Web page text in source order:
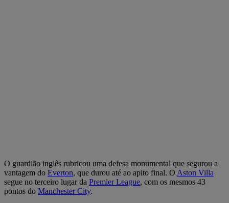
O guardião inglês rubricou uma defesa monumental que segurou a
vantagem do Everton, que durou até ao apito final. O Aston Villa
segue no terceiro lugar da Premier League, com os mesmos 43
pontos do Manchester City.